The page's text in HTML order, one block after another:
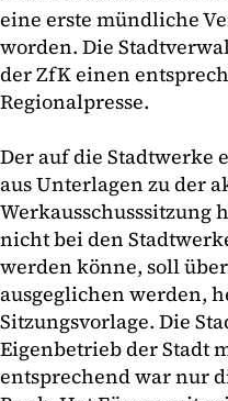
eine erste mündliche
worden. Die
der ZfK einen
Regionalpresse.
Der auf die Stadtwerke
aus Unterlagen zu der
Werkausschusssitzung
nicht bei den
werden könne, soll
ausgeglichen werden,
Sitzungsvorlage. Die
Eigenbetrieb der Stadt
entsprechend war nur